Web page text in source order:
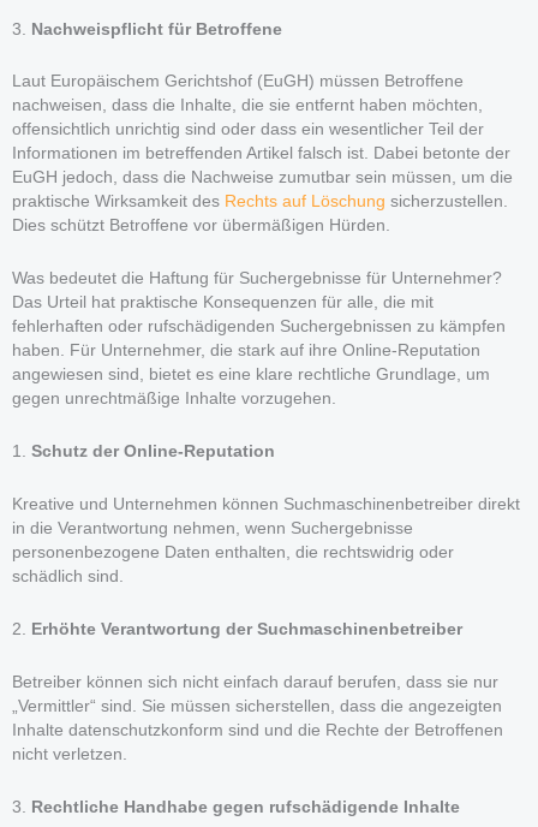
3. Nachweispflicht für Betroffene
Laut Europäischem Gerichtshof (EuGH) müssen Betroffene
nachweisen, dass die Inhalte, die sie entfernt haben möchten,
offensichtlich unrichtig sind oder dass ein wesentlicher Teil der
Informationen im betreffenden Artikel falsch ist. Dabei betonte der
EuGH jedoch, dass die Nachweise zumutbar sein müssen, um die
praktische Wirksamkeit des Rechts auf Löschung sicherzustellen.
Dies schützt Betroffene vor übermäßigen Hürden.
Was bedeutet die Haftung für Suchergebnisse für Unternehmer?
Das Urteil hat praktische Konsequenzen für alle, die mit
fehlerhaften oder rufschädigenden Suchergebnissen zu kämpfen
haben. Für Unternehmer, die stark auf ihre Online-Reputation
angewiesen sind, bietet es eine klare rechtliche Grundlage, um
gegen unrechtmäßige Inhalte vorzugehen.
1. Schutz der Online-Reputation
Kreative und Unternehmen können Suchmaschinenbetreiber direkt
in die Verantwortung nehmen, wenn Suchergebnisse
personenbezogene Daten enthalten, die rechtswidrig oder
schädlich sind.
2. Erhöhte Verantwortung der Suchmaschinenbetreiber
Betreiber können sich nicht einfach darauf berufen, dass sie nur
„Vermittler“ sind. Sie müssen sicherstellen, dass die angezeigten
Inhalte datenschutzkonform sind und die Rechte der Betroffenen
nicht verletzen.
3. Rechtliche Handhabe gegen rufschädigende Inhalte